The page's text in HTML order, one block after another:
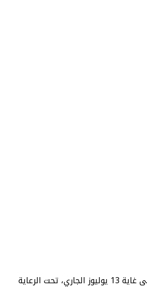
انطلقت يوم السبت 5 يونيو 2025 بدار السلام بالرباط، فعاليات الدورة الـ 40 لأسبوع الفرس (بطولات المغرب في القفز على الحواجز والترويض)، التي تنظم إلى غاية 13 يوليوز الجاري، تحت الرعاية